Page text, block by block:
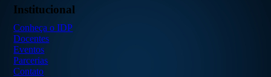
Institucional
Conheça o IDP
Docentes
Eventos
Parcerias
Contato